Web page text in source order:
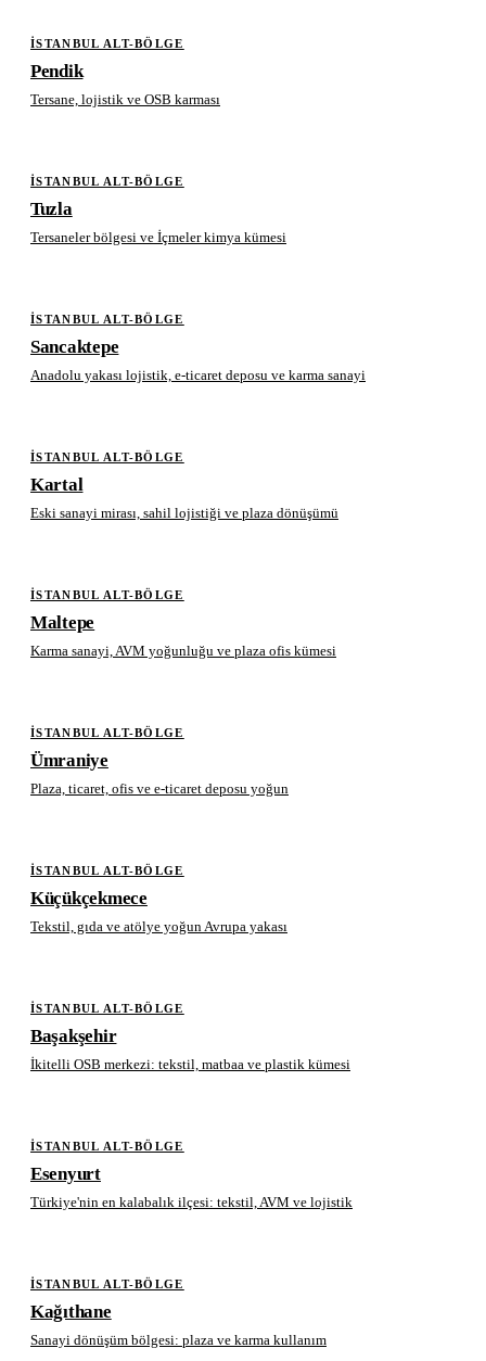
İSTANBUL ALT-BÖLGE
Pendik
Tersane, lojistik ve OSB karması
İSTANBUL ALT-BÖLGE
Tuzla
Tersaneler bölgesi ve İçmeler kimya kümesi
İSTANBUL ALT-BÖLGE
Sancaktepe
Anadolu yakası lojistik, e-ticaret deposu ve karma sanayi
İSTANBUL ALT-BÖLGE
Kartal
Eski sanayi mirası, sahil lojistiği ve plaza dönüşümü
İSTANBUL ALT-BÖLGE
Maltepe
Karma sanayi, AVM yoğunluğu ve plaza ofis kümesi
İSTANBUL ALT-BÖLGE
Ümraniye
Plaza, ticaret, ofis ve e-ticaret deposu yoğun
İSTANBUL ALT-BÖLGE
Küçükçekmece
Tekstil, gıda ve atölye yoğun Avrupa yakası
İSTANBUL ALT-BÖLGE
Başakşehir
İkitelli OSB merkezi: tekstil, matbaa ve plastik kümesi
İSTANBUL ALT-BÖLGE
Esenyurt
Türkiye'nin en kalabalık ilçesi: tekstil, AVM ve lojistik
İSTANBUL ALT-BÖLGE
Kağıthane
Sanayi dönüşüm bölgesi: plaza ve karma kullanım